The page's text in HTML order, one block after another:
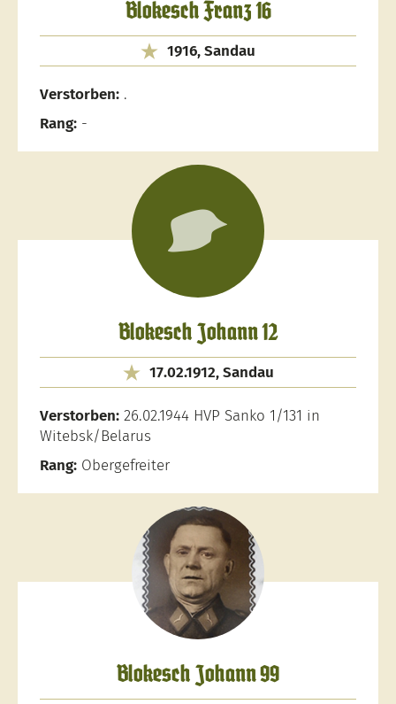
Blokesch Franz 16
1916, Sandau
Verstorben: .
Rang: -
Blokesch Johann 12
17.02.1912, Sandau
Verstorben: 26.02.1944 HVP Sanko 1/131 in
Witebsk/Belarus
Rang: Obergefreiter
Blokesch Johann 99